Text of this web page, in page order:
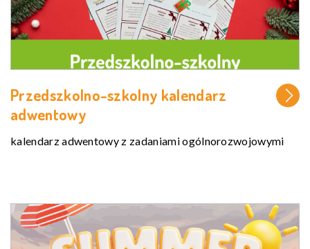
Przedszkolno-szkolny kalendarz
adwentowy
kalendarz adwentowy z zadaniami ogólnorozwojowymi